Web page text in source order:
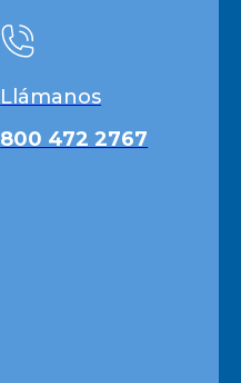
Llámanos
800 472 2767